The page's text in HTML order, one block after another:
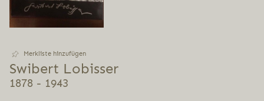
Merkliste hinzufügen
Swibert Lobisser
1878 - 1943